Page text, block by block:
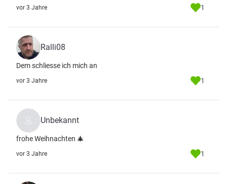
vor 3 Jahre 1
Ralli08
Dem schliesse ich mich an
vor 3 Jahre 1
Unbekannt
frohe Weihnachten 🎄
vor 3 Jahre 1